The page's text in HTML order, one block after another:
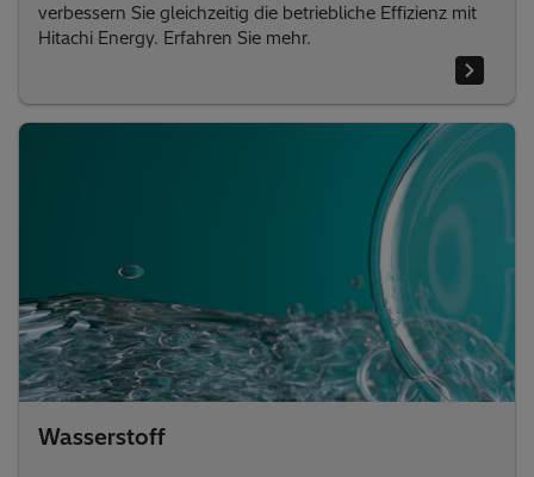
verbessern Sie gleichzeitig die betriebliche Effizienz mit
Hitachi Energy. Erfahren Sie mehr.
Wasserstoff